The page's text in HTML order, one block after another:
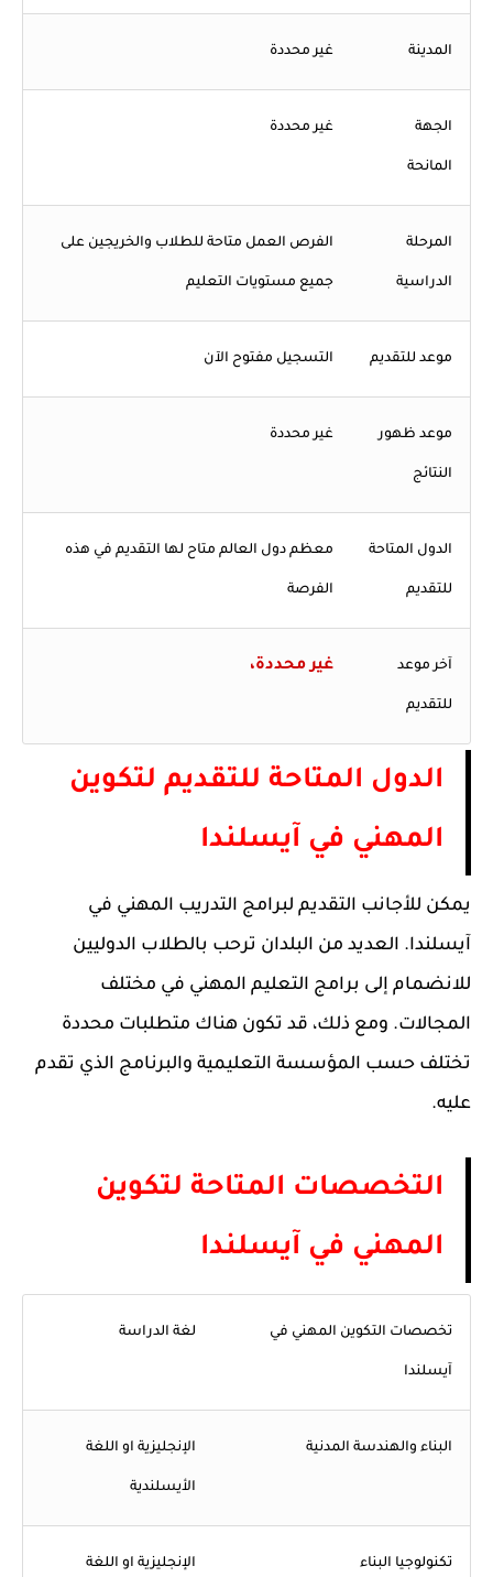
المدينة غير محددة
الجهة
المانحة
غير محددة
المرحلة
الدراسية
الفرص العمل متاحة للطلاب والخريجين على
جميع مستويات التعليم
موعد للتقديم التسجيل مفتوح الآن
موعد ظهور
النتائج
غير محددة
الدول المتاحة
للتقديم
معظم دول العالم متاح لها التقديم في هذه
الفرصة
آخر موعد
للتقديم
غير محددة،
الدول المتاحة للتقديم لتكوين
المهني في آيسلندا
يمكن للأجانب التقديم لبرامج التدريب المهني في
آيسلندا. العديد من البلدان ترحب بالطلاب الدوليين
للانضمام إلى برامج التعليم المهني في مختلف
المجالات. ومع ذلك، قد تكون هناك متطلبات محددة
تختلف حسب المؤسسة التعليمية والبرنامج الذي تقدم
عليه.
التخصصات المتاحة لتكوين
المهني في آيسلندا
تخصصات التكوين المهني في
آيسلندا
لغة الدراسة
البناء والهندسة المدنية الإنجليزية او اللغة
الأيسلندية
تكنولوجيا البناء الإنجليزية او اللغة